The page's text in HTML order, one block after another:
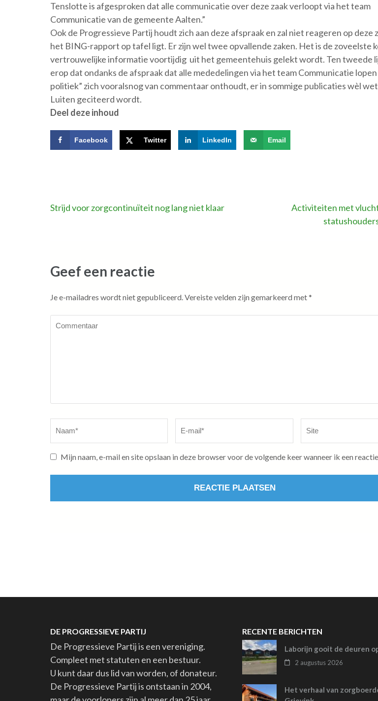
Tenslotte is afgesproken dat alle communicatie over deze zaak verloopt via het team
Communicatie van de gemeente Aalten.”
Ook de Progressieve Partij houdt zich aan deze afspraak en zal niet reageren op deze
het BING-rapport op tafel ligt. Er zijn wel twee opvallende zaken. Het is de zoveelste
vertrouwelijke informatie voortijdig uit het gemeentehuis gelekt wordt. Ten tweede
erop dat ondanks de afspraak dat alle mededelingen via het team Communicatie
politiek” zich vooralsnog van commentaar onthoudt, er in sommige publicaties wèl
Luiten geciteerd wordt.
Deel deze inhoud
Facebook Twitter LinkedIn Email
Bericht
Strijd voor zorgcontinuïteit nog lang niet klaar
Activiteiten met
Geef een reactie
Je e-mailadres wordt niet gepubliceerd. Vereiste velden zijn gemarkeerd met*
mail*
Mijn naam, e-mail en site opslaan in deze browser voor de volgende keer wanneer ik een
DE PROGRESSIEVE PARTIJ
De Progressieve Partij is een vereniging.
Compleet met statuten en een bestuur.
U kunt daar dus lid van worden, of donateur.
De Progressieve Partij is ontstaan in 2004,
RECENTE BERICHTEN
Laborijn gooit de deuren
2 augustus 2026
Het verhaal van